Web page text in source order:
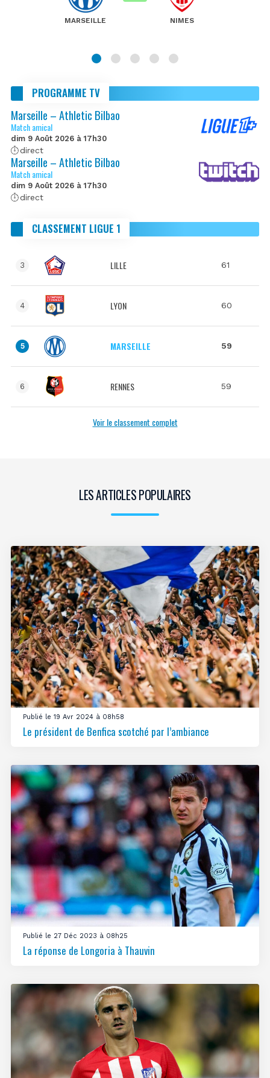
MARSEILLE NIMES
PROGRAMME TV
Marseille – Athletic Bilbao
Match amical
dim 9 Août 2026 à 17h30
direct
Marseille – Athletic Bilbao
Match amical
dim 9 Août 2026 à 17h30
direct
CLASSEMENT LIGUE 1
3 LILLE 61
4 LYON 60
5 MARSEILLE 59
6 RENNES 59
Voir le classement complet
LES ARTICLES POPULAIRES
Publié le 19 Avr 2024 à 08h58
Le président de Benfica scotché par l’ambiance
Publié le 27 Déc 2023 à 08h25
La réponse de Longoria à Thauvin